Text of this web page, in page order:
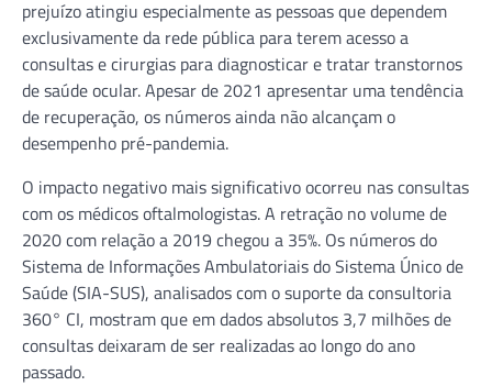
prejuízo atingiu especialmente as pessoas que dependem
exclusivamente da rede pública para terem acesso a
consultas e cirurgias para diagnosticar e tratar transtornos
de saúde ocular. Apesar de 2021 apresentar uma tendência
de recuperação, os números ainda não alcançam o
desempenho pré-pandemia.
O impacto negativo mais significativo ocorreu nas consultas
com os médicos oftalmologistas. A retração no volume de
2020 com relação a 2019 chegou a 35%. Os números do
Sistema de Informações Ambulatoriais do Sistema Único de
Saúde (SIA-SUS), analisados com o suporte da consultoria
360° CI, mostram que em dados absolutos 3,7 milhões de
consultas deixaram de ser realizadas ao longo do ano
passado.